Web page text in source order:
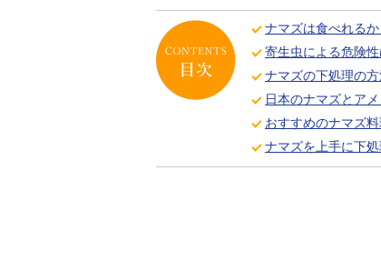
ナマズは食べれるか
寄生虫による危険性
ナマズの下処理の
日本のナマズとア
おすすめのナマズ料
ナマズを上手に下